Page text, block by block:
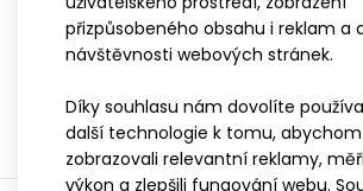
přizpůsobeného obsahu i reklam a
návštěvnosti webových stránek.
Díky souhlasu nám dovolíte
další technologie k tomu,
zobrazovali relevantní reklamy,
výkon a zlepšili fungování webu.
Dětský cyklo dres MIKA
žlutý
699 Kč